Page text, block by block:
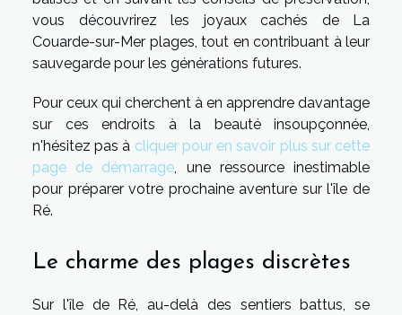
vous découvrirez les joyaux cachés de La
Couarde-sur-Mer plages, tout en contribuant à leur
sauvegarde pour les générations futures.
Pour ceux qui cherchent à en apprendre davantage
sur ces endroits à la beauté insoupçonnée,
n'hésitez pas à cliquer pour en savoir plus sur cette
page de démarrage , une ressource inestimable
pour préparer votre prochaine aventure sur l'île de
Ré.
Le charme des plages discrètes
Sur l'île de Ré, au-delà des sentiers battus, se